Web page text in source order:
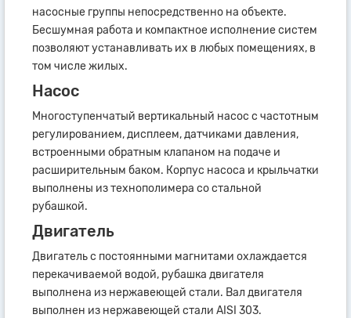
насосные группы непосредственно на объекте.
Бесшумная работа и компактное исполнение систем
позволяют устанавливать их в любых помещениях, в
том числе жилых.
Насос
Многоступенчатый вертикальный насос с частотным
регулированием, дисплеем, датчиками давления,
встроенными обратным клапаном на подаче и
расширительным баком. Корпус насоса и крыльчатки
выполнены из технополимера со стальной
рубашкой.
Двигатель
Двигатель с постоянными магнитами охлаждается
перекачиваемой водой, рубашка двигателя
выполнена из нержавеющей стали. Вал двигателя
выполнен из нержавеющей стали AISI 303.